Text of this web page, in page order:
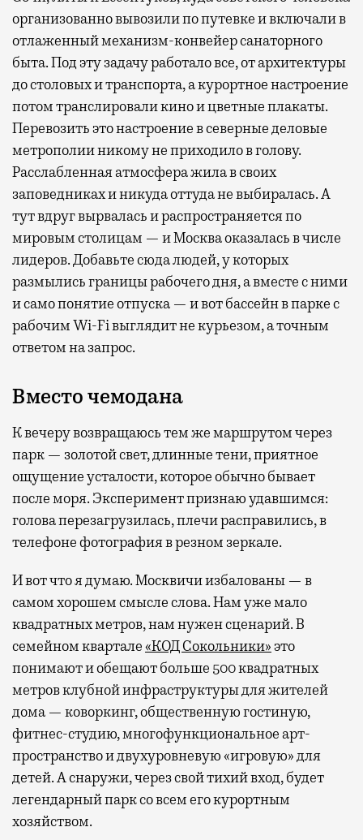
организованно вывозили по путевке и включали в
отлаженный механизм-конвейер санаторного
быта. Под эту задачу работало все, от архитектуры
до столовых и транспорта, а курортное настроение
потом транслировали кино и цветные плакаты.
Перевозить это настроение в северные деловые
метрополии никому не приходило в голову.
Расслабленная атмосфера жила в своих
заповедниках и никуда оттуда не выбиралась. А
тут вдруг вырвалась и распространяется по
мировым столицам — и Москва оказалась в числе
лидеров. Добавьте сюда людей, у которых
размылись границы рабочего дня, а вместе с ними
и само понятие отпуска — и вот бассейн в парке с
рабочим Wi-Fi выглядит не курьезом, а точным
ответом на запрос.
Вместо чемодана
К вечеру возвращаюсь тем же маршрутом через
парк — золотой свет, длинные тени, приятное
ощущение усталости, которое обычно бывает
после моря. Эксперимент признаю удавшимся:
голова перезагрузилась, плечи расправились, в
телефоне фотография в резном зеркале.
И вот что я думаю. Москвичи избалованы — в
самом хорошем смысле слова. Нам уже мало
квадратных метров, нам нужен сценарий. В
семейном квартале«КОД Сокольники»это
понимают и обещают больше 500 квадратных
метров клубной инфраструктуры для жителей
дома — коворкинг, общественную гостиную,
фитнес-студию, многофункциональное арт-
пространство и двухуровневую «игровую» для
детей. А снаружи, через свой тихий вход, будет
легендарный парк со всем его курортным
хозяйством.